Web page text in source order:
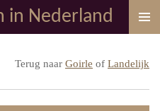
in Nederland
Terug naar Goirle of Landelijk